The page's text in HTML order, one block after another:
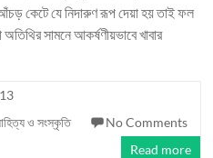
আঁচড় কেটে যে নিদারুণ রূপ দেয়া হয় তাই ফল
সামনে আকর্ষণীয়ভাবে খাবার
ও সংস্কৃতি
No Comments
Read more